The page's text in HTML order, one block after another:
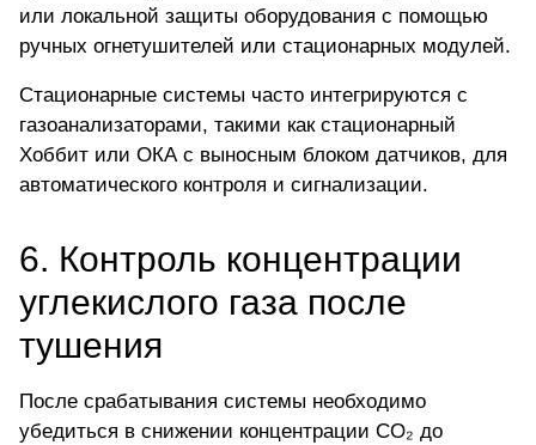
или локальной защиты оборудования с помощью
ручных огнетушителей или стационарных модулей.
Стационарные системы часто интегрируются с
газоанализаторами, такими как стационарный
Хоббит или ОКА с выносным блоком датчиков, для
автоматического контроля и сигнализации.
6. Контроль концентрации
углекислого газа после
тушения
После срабатывания системы необходимо
убедиться в снижении концентрации CO₂ до